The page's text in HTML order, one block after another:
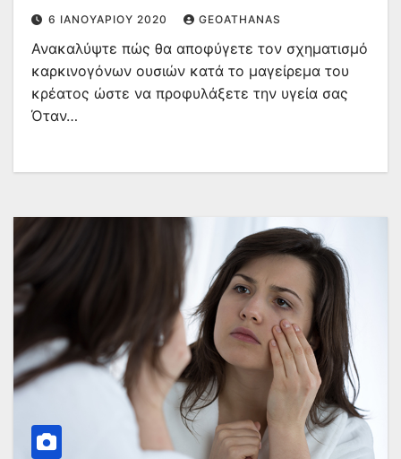
6 ΙΑΝΟΥΑΡΊΟΥ 2020 GEOATHANAS
Ανακαλύψτε πώς θα αποφύγετε τον σχηματισμό
καρκινογόνων ουσιών κατά το μαγείρεμα του
κρέατος ώστε να προφυλάξετε την υγεία σας
Όταν…